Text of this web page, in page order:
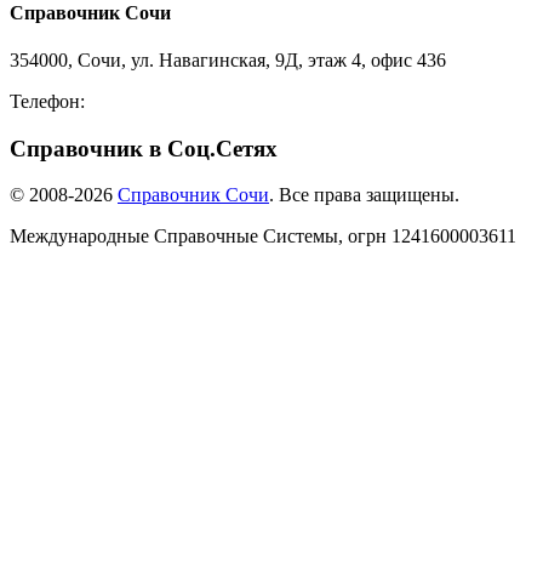
Справочник Сочи
354000, Сочи, ул. Навагинская, 9Д, этаж 4, офис 436
Телефон:
Справочник в Соц.Сетях
© 2008-2026 Справочник Сочи. Все права защищены.
Международные Справочные Системы, огрн 1241600003611